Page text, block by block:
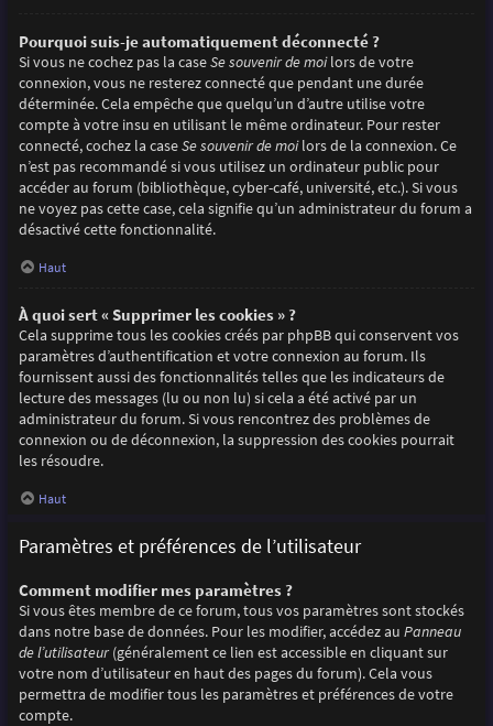
Pourquoi suis-je automatiquement déconnecté ?
Si vous ne cochez pas la caseSe souvenir de moilors de votre
connexion, vous ne resterez connecté que pendant une durée
déterminée. Cela empêche que quelqu’un d’autre utilise votre
compte à votre insu en utilisant le même ordinateur. Pour rester
connecté, cochez la caseSe souvenir de moilors de la connexion. Ce
n’est pas recommandé si vous utilisez un ordinateur public pour
accéder au forum (bibliothèque, cyber-café, université, etc.). Si vous
ne voyez pas cette case, cela signifie qu’un administrateur du forum a
désactivé cette fonctionnalité.
Haut
À quoi sert « Supprimer les cookies » ?
Cela supprime tous les cookies créés par phpBB qui conservent vos
paramètres d’authentification et votre connexion au forum. Ils
fournissent aussi des fonctionnalités telles que les indicateurs de
lecture des messages (lu ou non lu) si cela a été activé par un
administrateur du forum. Si vous rencontrez des problèmes de
connexion ou de déconnexion, la suppression des cookies pourrait
les résoudre.
Haut
Paramètres et préférences de l’utilisateur
Comment modifier mes paramètres ?
Si vous êtes membre de ce forum, tous vos paramètres sont stockés
dans notre base de données. Pour les modifier, accédez au Panneau
de l’utilisateur(généralement ce lien est accessible en cliquant sur
votre nom d’utilisateur en haut des pages du forum). Cela vous
permettra de modifier tous les paramètres et préférences de votre
compte.